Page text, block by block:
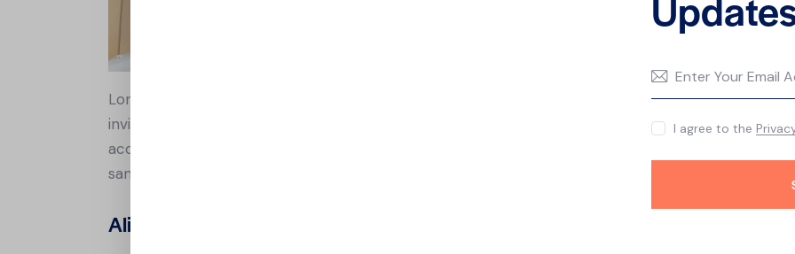
Lorem ipsum dolor sit amet, consetetur sadipscing elitr, sed diam nonumy eirmod tempor
invidunt ut labore et dolore magna aliquyam erat, sed diam voluptua. At vero eos et
accusam et justo duo dolores et ea rebum. Stet clita kasd gubergren, no sea takimata
sanctus est Lorem ipsum dolor sit amet.
Aliquam quis lobortis quam
I agree to the